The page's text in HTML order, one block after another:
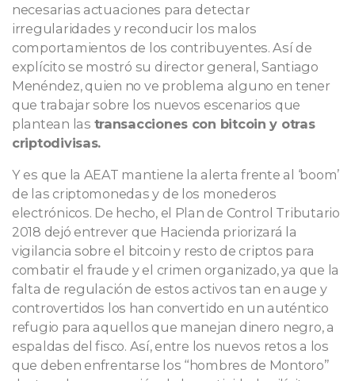
necesarias actuaciones para detectar
irregularidades y reconducir los malos
comportamientos de los contribuyentes. Así de
explícito se mostró su director general, Santiago
Menéndez, quien no ve problema alguno en tener
que trabajar sobre los nuevos escenarios que
plantean las transacciones con bitcoin y otras
criptodivisas.
Y es que la AEAT mantiene la alerta frente al ‘boom’
de las criptomonedas y de los monederos
electrónicos. De hecho, el Plan de Control Tributario
2018 dejó entrever que Hacienda priorizará la
vigilancia sobre el bitcoin y resto de criptos para
combatir el fraude y el crimen organizado, ya que la
falta de regulación de estos activos tan en auge y
controvertidos los han convertido en un auténtico
refugio para aquellos que manejan dinero negro, a
espaldas del fisco. Así, entre los nuevos retos a los
que deben enfrentarse los “hombres de Montoro”